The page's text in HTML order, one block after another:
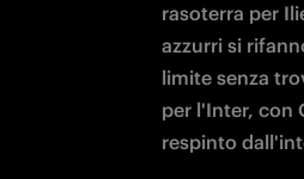
rasoterra per
azzurri si
limite senza
per l'Inter, con
respinto